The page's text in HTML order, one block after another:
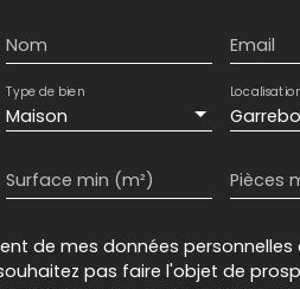
Nom Email
Maison
Type de bien
Surface min (m²) Pièces
de mes données
souhaitez pas faire l'objet de